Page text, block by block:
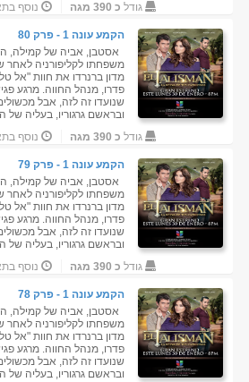
גודל כ 390 מגה נוסף
הקמע עונה 1 - פרק 80
אסטבן, אביה של קמילה,
משפחתו לקליפורניה
מדון ברנרדו את חוות "אל
פדרו, מנהל החווה. מרגע
שנועדו זה לזה, אבל
ובראשם גרגוריו, בעליה של
גודל כ 390 מגה נוסף
הקמע עונה 1 - פרק 79
אסטבן, אביה של קמילה,
משפחתו לקליפורניה
מדון ברנרדו את חוות "אל
פדרו, מנהל החווה. מרגע
שנועדו זה לזה, אבל
ובראשם גרגוריו, בעליה של
גודל כ 390 מגה נוסף
הקמע עונה 1 - פרק 78
אסטבן, אביה של קמילה,
משפחתו לקליפורניה
מדון ברנרדו את חוות "אל
פדרו, מנהל החווה. מרגע
שנועדו זה לזה, אבל
ובראשם גרגוריו, בעליה של